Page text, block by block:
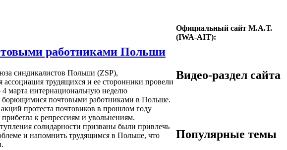
работниками Польши
синдикалистов Польши (ZSP),
трудящихся и ее сторонники провели
4 марта интернациональную неделю
борющимися почтовыми работниками в Польше.
протеста почтовиков в прошлом году
к репрессиям и увольнениям.
солидарности призваны были привлечь
и напомнить трудящимся в Польше, что
Официальный сайт М.А.Т.
(IWA-AIT):
Видео-раздел сайта
Популярные темы